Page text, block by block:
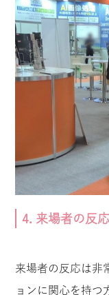
4. 来場者の反応
来場者の反応は非
ョンに関心を持つ